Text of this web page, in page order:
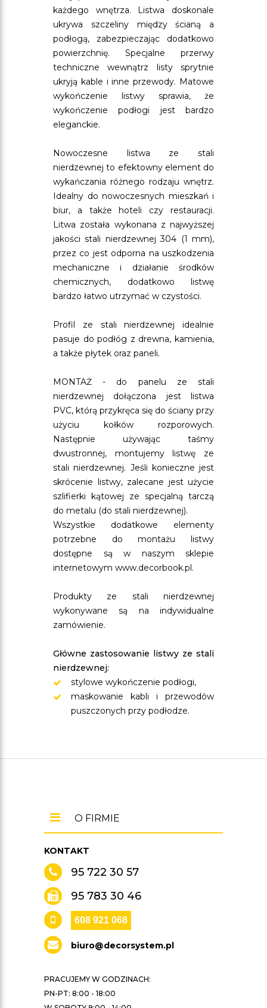
każdego wnętrza. Listwa doskonale
ukrywa szczeliny między ścianą a
podłogą, zabezpieczając dodatkowo
powierzchnię. Specjalne przerwy
techniczne wewnątrz listy sprytnie
ukryją kable i inne przewody. Matowe
wykończenie listwy sprawia, że
wykończenie podłogi jest bardzo
eleganckie.
Nowoczesne listwa ze stali
nierdzewnej to efektowny element do
wykańczania różnego rodzaju wnętrz.
Idealny do nowoczesnych mieszkań i
biur, a także hoteli czy restauracji.
Litwa została wykonana z najwyższej
jakości stali nierdzewnej 304 (1 mm),
przez co jest odporna na uszkodzenia
mechaniczne i działanie środków
chemicznych, dodatkowo listwę
bardzo łatwo utrzymać w czystości.
Profil ze stali nierdzewnej idealnie
pasuje do podłóg z drewna, kamienia,
a także płytek oraz paneli.
MONTAŻ - do panelu ze stali
nierdzewnej dołączona jest listwa
PVC, którą przykręca się do ściany przy
użyciu kołków rozporowych.
Następnie używając taśmy
dwustronnej, montujemy listwę ze
stali nierdzewnej. Jeśli konieczne jest
skrócenie listwy, zalecane jest użycie
szlifierki kątowej ze specjalną tarczą
do metalu (do stali nierdzewnej).
Wszystkie dodatkowe elementy
potrzebne do montażu listwy
dostępne są w naszym sklepie
internetowym www.decorbook.pl.
Produkty ze stali nierdzewnej
wykonywane są na indywidualne
zamówienie.
Główne zastosowanie listwy ze stali
nierdzewnej:
stylowe wykończenie podłogi,
maskowanie kabli i przewodów
puszczonych przy podłodze.
KONTAKT
95 722 30 57
95 783 30 46
608 921 068
biuro@decorsystem.pl
PRACUJEMY W GODZINACH:
PN-PT: 8:00 - 18:00
O FIRMIE